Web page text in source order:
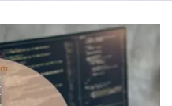
من Allele Cypert's